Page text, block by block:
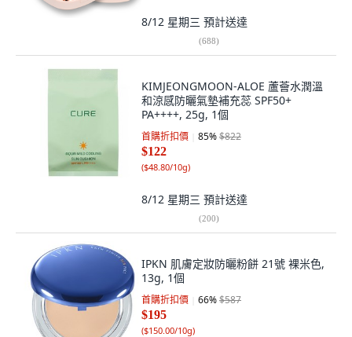
8/12 星期三 預計送達
(688)
KIMJEONGMOON-ALOE 蘆薈水潤溫
和涼感防曬氣墊補充蕊 SPF50+
PA++++, 25g, 1個
首購折扣價 85%$822
$122
($48.80/10g)
8/12 星期三 預計送達
(200)
IPKN 肌膚定妝防曬粉餅 21號 裸米色,
13g, 1個
首購折扣價 66%$587
$195
($150.00/10g)